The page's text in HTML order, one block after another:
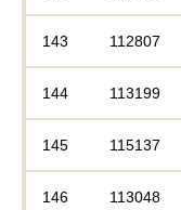
143 112807
144 113199
145 115137
146 113048